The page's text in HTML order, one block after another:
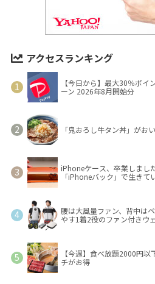
アクセスランキング
【今日から】最大30％ポ
ーン 2026年8月開始分
「鬼おろし牛タン丼」がお
iPhoneケース、卒業しまし
「iPhoneバック」で生きて
腰は大風量ファン、背中は
やす1着2役のファン付きウ
【今週】食べ放題2000円
チがお得